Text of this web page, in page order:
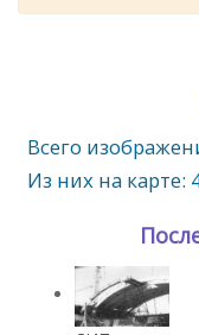
Всего
Из них на карте: